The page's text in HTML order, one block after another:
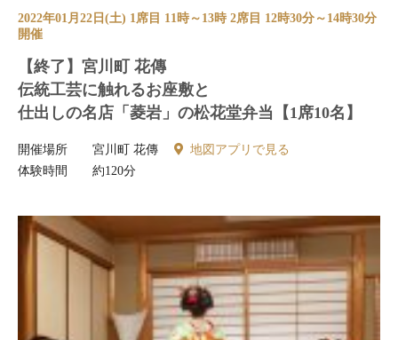
2022年01月22日(土) 1席目 11時～13時 2席目 12時30分～14時30分
開催
【終了】宮川町 花傳
伝統工芸に触れるお座敷と
仕出しの名店「菱岩」の松花堂弁当【1席10名】
開催場所 宮川町 花傳
地図アプリで見る
体験時間
約120分